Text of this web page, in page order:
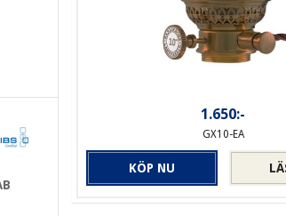
1.650:-
GX10-EA
KÖP NU